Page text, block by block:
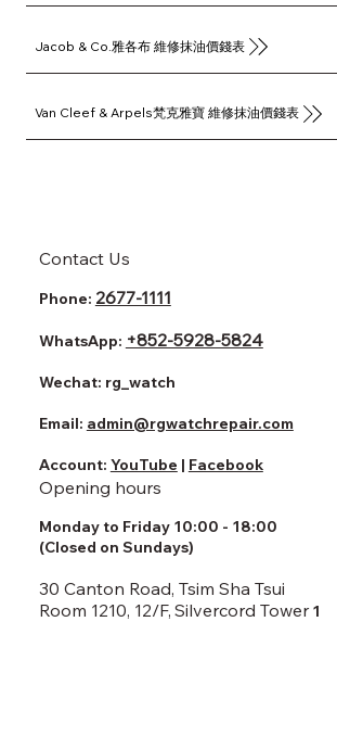
Jacob & Co.雅各布 維修抹油價錢表
Van Cleef & Arpels梵克雅寶 維修抹油價錢表
Contact Us
Phone: 2677-1111
WhatsApp: +852-5928-5824
Wechat: rg_watch
Email: admin@rgwatchrepair.com
Account: YouTube | Facebook
Opening hours
Monday to Friday 10:00 - 18:00
(Closed on Sundays)
30 Canton Road, Tsim Sha Tsui
Room 1210, 12/F, Silvercord Tower1